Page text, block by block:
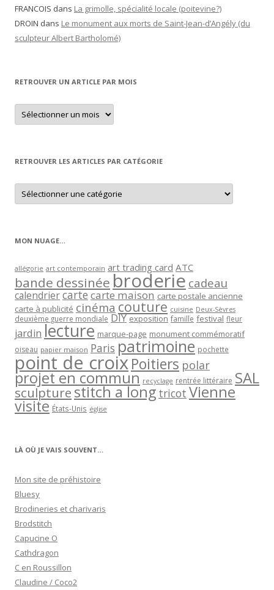
FRANCOIS dans La grimolle, spécialité locale (poitevine?)
DROIN dans Le monument aux morts de Saint-Jean-d’Angély (du
sculpteur Albert Bartholomé)
RETROUVER UN ARTICLE PAR MOIS
Retrouver
un
article
RETROUVER LES ARTICLES PAR CATÉGORIE
Retrouver
les
articles
MON NUAGE…
allégorie art contemporain art trading card ATC
bande dessinée broderie cadeau
calendriercartecarte maison carte postale ancienne
carte à publicité cinéma couture cuisine Deux-Sèvres
deuxième guerre mondiale DIY exposition famille festival fleur
jardin lecture marque-page monument commémoratif
oiseau papier maison Paris patrimoine pochette
point de croixPoitiers polar
projet en commun recyclage rentrée littéraire SAL
sculpturestitch a long tricot Vienne
visite États-Unis église
LÀ OÙ JE VAIS SOUVENT…
Mon site de préhistoire
Bluesy
Brodineries et charivaris
Brodstitch
Capucine O
Cathdragon
C en Roussillon
Claudine / Coco2